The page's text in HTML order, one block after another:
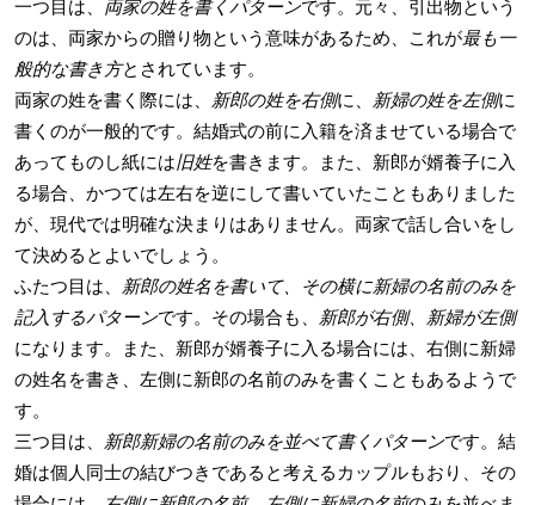
一つ目は、 両家の姓を書くパターンです。元々、引出物という
のは、両家からの贈り物という意味があるため、これが最も一
般的な書き方とされています。
両家の姓を書く際には、
新郎の姓を右側に、 新婦の姓を左側に
書くのが一般的です。結婚式の前に入籍を済ませている場合で
あってものし紙には旧姓を書きます。また、新郎が婿養子に入
る場合、かつては左右を逆にして書いていたこともありました
が、現代では明確な決まりはありません。両家で話し合いをし
て決めるとよいでしょう。
ふたつ目は、
新郎の姓名を書いて、その横に新婦の名前のみを
記入するパターンです。その場合も、
新郎が右側、新婦が左側
になります。また、新郎が婿養子に入る場合には、右側に新婦
の姓名を書き、左側に新郎の名前のみを書くこともあるようで
す。
三つ目は、
新郎新婦の名前のみを並べて書くパターンです。結
婚は個人同士の結びつきであると考えるカップルもおり、その